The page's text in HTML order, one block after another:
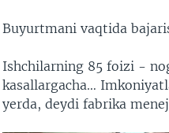
Buyurtmani vaqtida
Ishchilarning 85 foizi -
kasallargacha…
yerda, deydi fabrika